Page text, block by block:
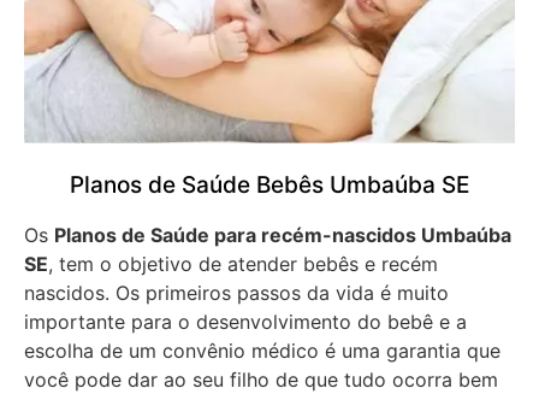
Planos de Saúde Bebês Umbaúba SE
Os Planos de Saúde para recém-nascidos Umbaúba
SE, tem o objetivo de atender bebês e recém
nascidos. Os primeiros passos da vida é muito
importante para o desenvolvimento do bebê e a
escolha de um convênio médico é uma garantia que
você pode dar ao seu filho de que tudo ocorra bem